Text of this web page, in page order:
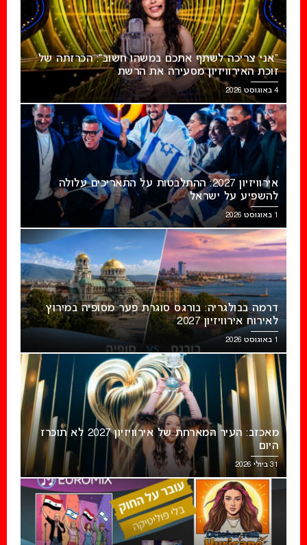
“אני צריכה לשתף אתכם במשהו חשוב”: הכרזתה של
זוכת האירוויזיון מסעירה את הרשת
4 באוגוסט 2026
אירוויזיון 2027: ההתלבטות על התאריכים עלולה
להשפיע על ישראל
1 באוגוסט 2026
דרמה בבולגריה: בורגס סוגרת פער מסופיה במירוץ
לאירוח אירוויזיון 2027
1 באוגוסט 2026
מאכזב: העיר המארחת של אירוויזיון 2027 לא תוכרז
היום
31 ביולי 2026